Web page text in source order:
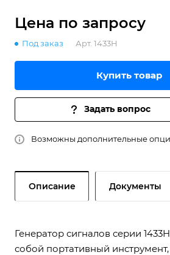
Цена по запросу
Под заказ Арт. 1433H
Купить товар
Задать вопрос
Возможны дополнительные
Описание Документы
Генератор сигналов серии
собой портативный